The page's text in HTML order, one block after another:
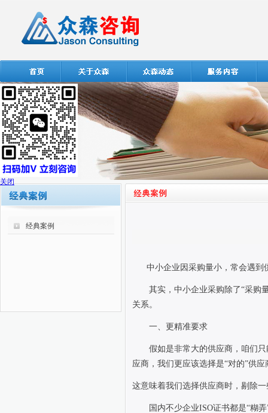
经典案例
中小企业因采购量小，常会遇到
其实，中小企业采购除了“采购
关系。
一、更精准要求
假如是非常大的供应商，咱们
应商，我们更应该选择是“对的”供应
这意味着我们选择供应商时，剔除
国内不少企业ISO证书都是“糊
关闭